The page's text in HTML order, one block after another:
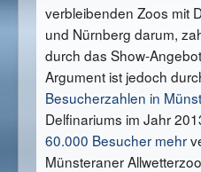
verbleibenden Zoos mit
und Nürnberg darum,
durch das Show-
Argument ist jedoch
Besucherzahlen in
Delfinariums im Jahr
60.000 Besucher mehr
Münsteraner